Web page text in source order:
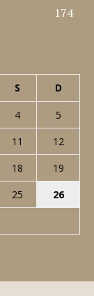
174
S D
4
5
11
12
18
19
25
26